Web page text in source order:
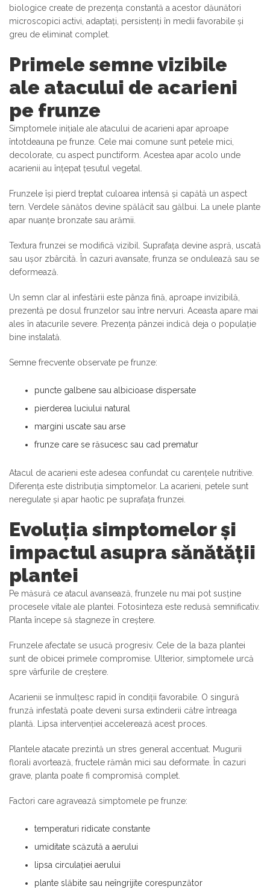
biologice create de prezența constantă a acestor dăunători
microscopici activi, adaptați, persistenți în medii favorabile și
greu de eliminat complet.
Primele semne vizibile
ale atacului de acarieni
pe frunze
Simptomele inițiale ale atacului de acarieni apar aproape
întotdeauna pe frunze. Cele mai comune sunt petele mici,
decolorate, cu aspect punctiform. Acestea apar acolo unde
acarienii au înțepat țesutul vegetal.
Frunzele își pierd treptat culoarea intensă și capătă un aspect
tern. Verdele sănătos devine spălăcit sau gălbui. La unele plante
apar nuanțe bronzate sau arămii.
Textura frunzei se modifică vizibil. Suprafața devine aspră, uscată
sau ușor zbârcită. În cazuri avansate, frunza se ondulează sau se
deformează.
Un semn clar al infestării este pânza fină, aproape invizibilă,
prezentă pe dosul frunzelor sau între nervuri. Aceasta apare mai
ales în atacurile severe. Prezența pânzei indică deja o populație
bine instalată.
Semne frecvente observate pe frunze:
puncte galbene sau albicioase dispersate
pierderea luciului natural
margini uscate sau arse
frunze care se răsucesc sau cad prematur
Atacul de acarieni este adesea confundat cu carențele nutritive.
Diferența este distribuția simptomelor. La acarieni, petele sunt
neregulate și apar haotic pe suprafața frunzei.
Evoluția simptomelor și
impactul asupra sănătății
plantei
Pe măsură ce atacul avansează, frunzele nu mai pot susține
procesele vitale ale plantei. Fotosinteza este redusă semnificativ.
Planta începe să stagneze în creștere.
Frunzele afectate se usucă progresiv. Cele de la baza plantei
sunt de obicei primele compromise. Ulterior, simptomele urcă
spre vârfurile de creștere.
Acarienii se înmulțesc rapid în condiții favorabile. O singură
frunză infestată poate deveni sursa extinderii către întreaga
plantă. Lipsa intervenției accelerează acest proces.
Plantele atacate prezintă un stres general accentuat. Mugurii
florali avortează, fructele rămân mici sau deformate. În cazuri
grave, planta poate fi compromisă complet.
Factori care agravează simptomele pe frunze:
temperaturi ridicate constante
umiditate scăzută a aerului
lipsa circulației aerului
plante slăbite sau neîngrijite corespunzător